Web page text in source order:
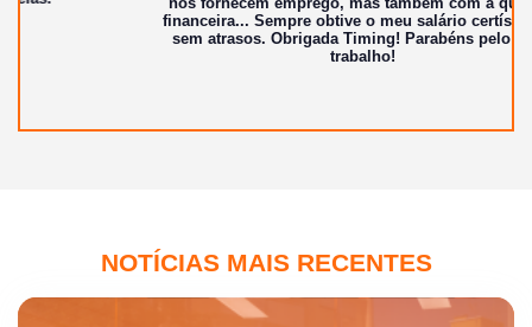
financeira... Sempre obtive o meu salário certíssimo e
sem atrasos.Obrigada Timing!Parabéns pelo lindo
NOTÍCIAS MAIS RECENTES